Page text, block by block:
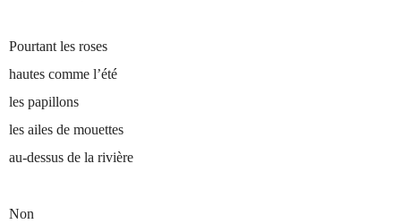
Pourtant les roses
hautes comme l’été
les papillons
les ailes de mouettes
au-dessus de la rivière
Non